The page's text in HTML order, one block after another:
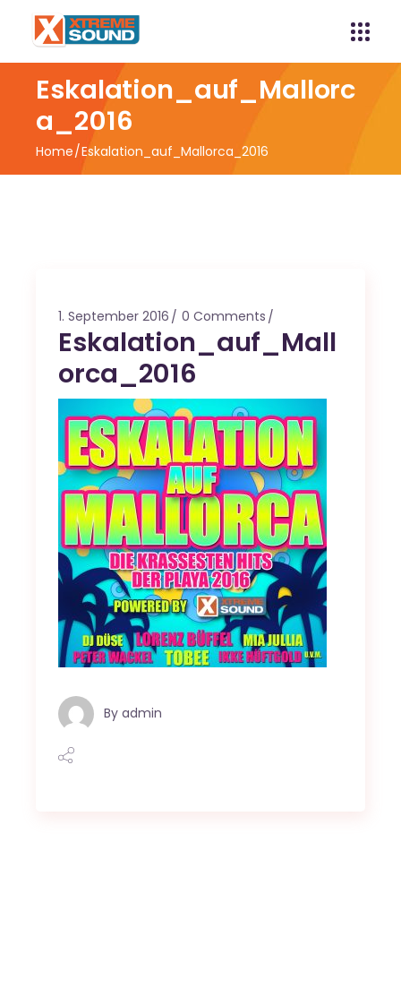
Eskalation_auf_Mallorc
a_2016
Home Eskalation_auf_Mallorca_2016
1. September 2016 0 Comments
Eskalation_auf_Mall
orca_2016
By admin